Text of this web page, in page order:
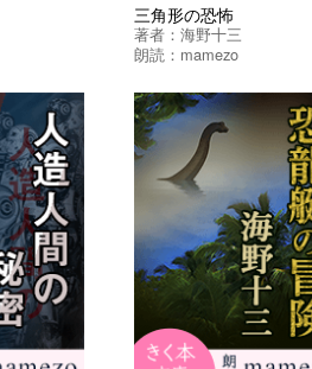
三角形の恐怖
著者：海野十三
朗読： mamezo